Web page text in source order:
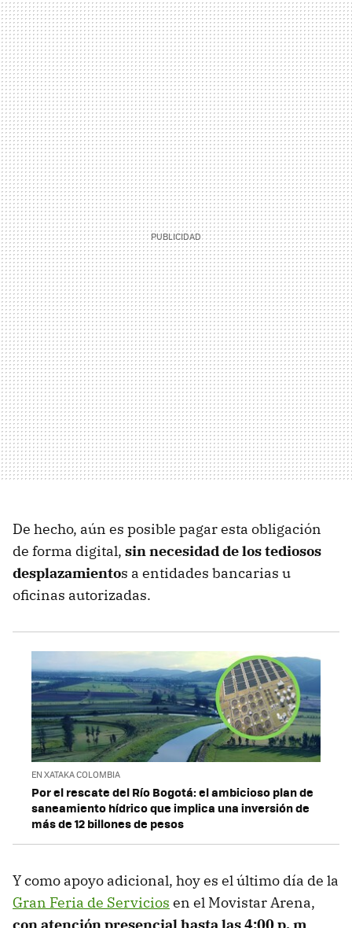
De hecho, aún es posible pagar esta obligación
de forma digital, sin necesidad de los tediosos
desplazamientos a entidades bancarias u
oficinas autorizadas.
EN XATAKA COLOMBIA
Por el rescate del Río Bogotá: el ambicioso plan de
saneamiento hídrico que implica una inversión de
más de 12 billones de pesos
Y como apoyo adicional, hoy es el último día de la
Gran Feria de Servicios en el Movistar Arena,